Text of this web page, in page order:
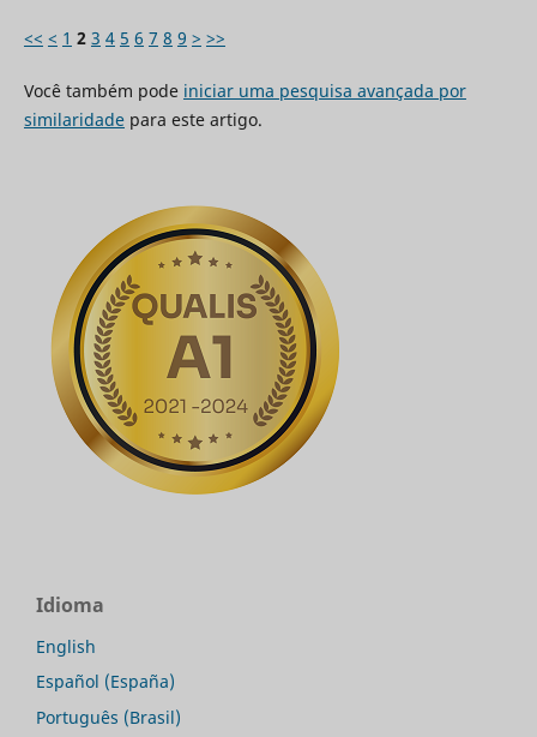
<< < 1 2 3 4 5 6 7 8 9 > >>
Você também pode iniciar uma pesquisa avançada por
similaridadepara este artigo.
Idioma
English
Español (España)
Português (Brasil)